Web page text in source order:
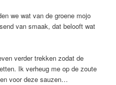
we wat van de groene mojo
van smaak, dat belooft wat
verder trekken zodat de
Ik verheug me op de zoute
voor deze sauzen…